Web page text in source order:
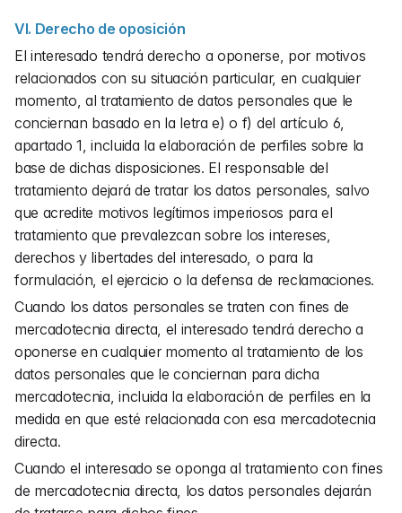
VI. Derecho de oposición
El interesado tendrá derecho a oponerse, por motivos
relacionados con su situación particular, en cualquier
momento, al tratamiento de datos personales que le
conciernan basado en la letra e) o f) del artículo 6,
apartado 1, incluida la elaboración de perfiles sobre la
base de dichas disposiciones. El responsable del
tratamiento dejará de tratar los datos personales, salvo
que acredite motivos legítimos imperiosos para el
tratamiento que prevalezcan sobre los intereses,
derechos y libertades del interesado, o para la
formulación, el ejercicio o la defensa de reclamaciones.
Cuando los datos personales se traten con fines de
mercadotecnia directa, el interesado tendrá derecho a
oponerse en cualquier momento al tratamiento de los
datos personales que le conciernan para dicha
mercadotecnia, incluida la elaboración de perfiles en la
medida en que esté relacionada con esa mercadotecnia
directa.
Cuando el interesado se oponga al tratamiento con fines
de mercadotecnia directa, los datos personales dejarán